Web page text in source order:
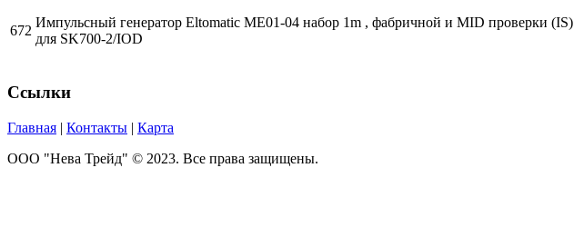
672
Импульсный генератор Eltomatic ME01-04 набор 1m , фабричной и MID проверки (IS)
для SK700-2/IOD
Ссылки
Главная | Контакты | Карта
ООО "Нева Трейд" © 2023. Все права защищены.